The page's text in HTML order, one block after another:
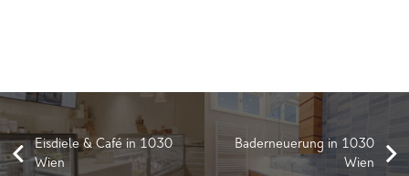
Eisdiele & Café in 1030
Wien
Baderneuerung in 1030
Wien